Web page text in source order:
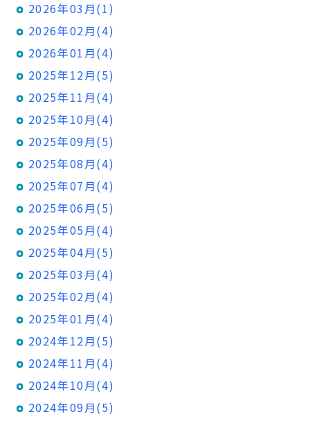
2026年03月(1)
2026年02月(4)
2026年01月(4)
2025年12月(5)
2025年11月(4)
2025年10月(4)
2025年09月(5)
2025年08月(4)
2025年07月(4)
2025年06月(5)
2025年05月(4)
2025年04月(5)
2025年03月(4)
2025年02月(4)
2025年01月(4)
2024年12月(5)
2024年11月(4)
2024年10月(4)
2024年09月(5)